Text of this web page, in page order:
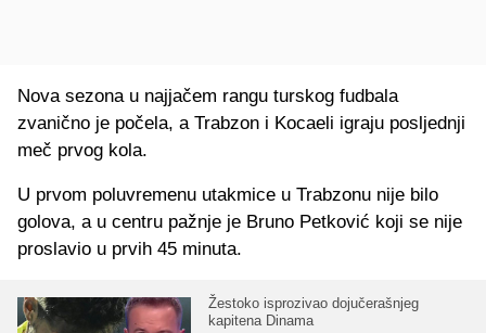
Nova sezona u najjačem rangu turskog fudbala
zvanično je počela, a Trabzon i Kocaeli igraju posljednji
meč prvog kola.
U prvom poluvremenu utakmice u Trabzonu nije bilo
golova, a u centru pažnje je Bruno Petković koji se nije
proslavio u prvih 45 minuta.
Žestoko isprozivao dojučerašnjeg
kapitena Dinama